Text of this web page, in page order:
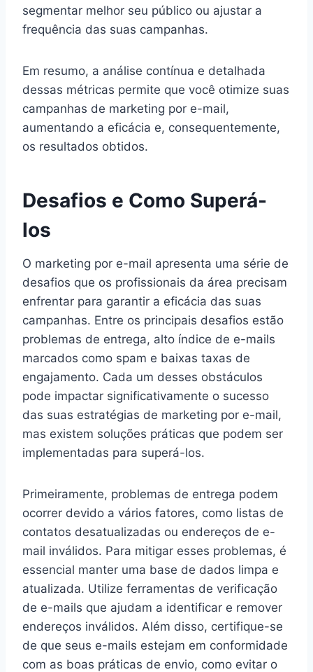
segmentar melhor seu público ou ajustar a
frequência das suas campanhas.
Em resumo, a análise contínua e detalhada
dessas métricas permite que você otimize suas
campanhas de marketing por e-mail,
aumentando a eficácia e, consequentemente,
os resultados obtidos.
Desafios e Como Superá-
los
O marketing por e-mail apresenta uma série de
desafios que os profissionais da área precisam
enfrentar para garantir a eficácia das suas
campanhas. Entre os principais desafios estão
problemas de entrega, alto índice de e-mails
marcados como spam e baixas taxas de
engajamento. Cada um desses obstáculos
pode impactar significativamente o sucesso
das suas estratégias de marketing por e-mail,
mas existem soluções práticas que podem ser
implementadas para superá-los.
Primeiramente, problemas de entrega podem
ocorrer devido a vários fatores, como listas de
contatos desatualizadas ou endereços de e-
mail inválidos. Para mitigar esses problemas, é
essencial manter uma base de dados limpa e
atualizada. Utilize ferramentas de verificação
de e-mails que ajudam a identificar e remover
endereços inválidos. Além disso, certifique-se
de que seus e-mails estejam em conformidade
com as boas práticas de envio, como evitar o